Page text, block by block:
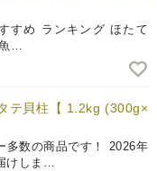
すめ ランキング ほたて
…
テ貝柱【 1.2kg (300g×
多数の商品です！ 2026年
けしま…